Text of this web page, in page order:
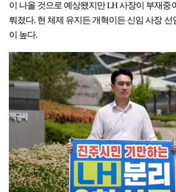
이 나올 것으로 예상됐지만 LH 사장이 부재중
뤄졌다. 현 체제 유지든 개혁이든 신임 사장 선
이 높다.